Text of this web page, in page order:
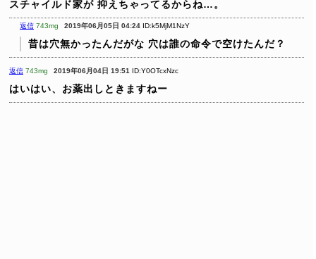
スチャイルド家が 抑えちゃってるからね…。
返信 743mg 2019年06月05日 04:24 ID:k5MjM1NzY
昔は穴無かったんだがな 穴は誰の命令で空けたんだ？
返信 743mg 2019年06月04日 19:51 ID:Y0OTcxNzc
はいはい、お薬出しときますねー